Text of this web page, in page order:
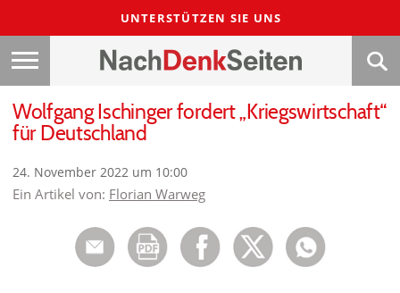
UNTERSTÜTZEN SIE UNS
Wolfgang Ischinger fordert „Kriegswirtschaft“
für Deutschland
24. November 2022 um 10:00
Ein Artikel von: Florian Warweg